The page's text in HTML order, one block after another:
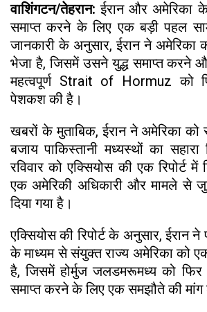
वाशिंगटन/तेहरान: ईरान और अमेरिका के
समाप्त करने के लिए एक बड़ी पहल
जानकारी के अनुसार, ईरान ने अमेरिका
भेजा है, जिसमें उसने युद्ध समाप्त करने
महत्वपूर्ण Strait of Hormuz को
पेशकश की है।
खबरों के मुताबिक, ईरान ने अमेरिका
बजाय पाकिस्तानी मध्यस्थों का
रविवार को एक्सियोस की एक रिपोर्ट
एक अमेरिकी अधिकारी और मामले से
दिया गया है।
एक्सियोस की रिपोर्ट के अनुसार, ईरान ने
के माध्यम से संयुक्त राज्य अमेरिका को
है, जिसमें होर्मुज जलडमरूमध्य को
समाप्त करने के लिए एक समझौते की मांग